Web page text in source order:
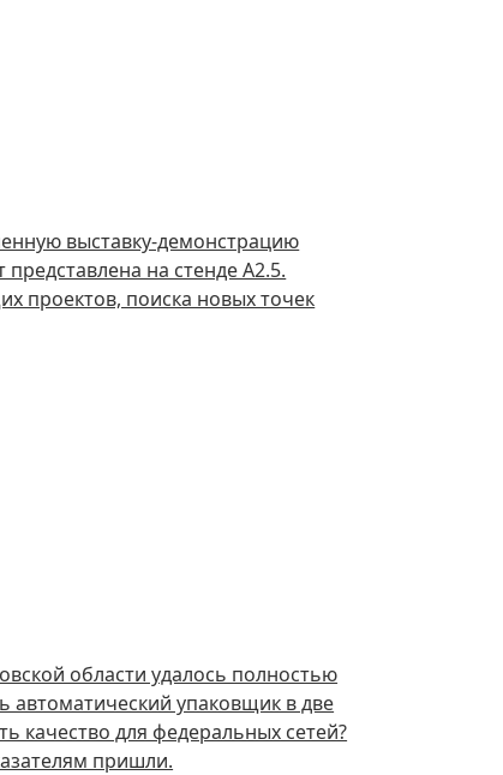
выставку-демонстрацию
на стенде А2.5.
проектов, поиска новых точек
области удалось полностью
автоматический упаковщик в две
качество для федеральных сетей?
пришли.